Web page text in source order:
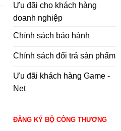
Ưu đãi cho khách hàng
doanh nghiệp
Chính sách bảo hành
Chính sách đổi trả sản phẩm
Ưu đãi khách hàng Game -
Net
ĐĂNG KÝ BỘ CÔNG THƯƠNG